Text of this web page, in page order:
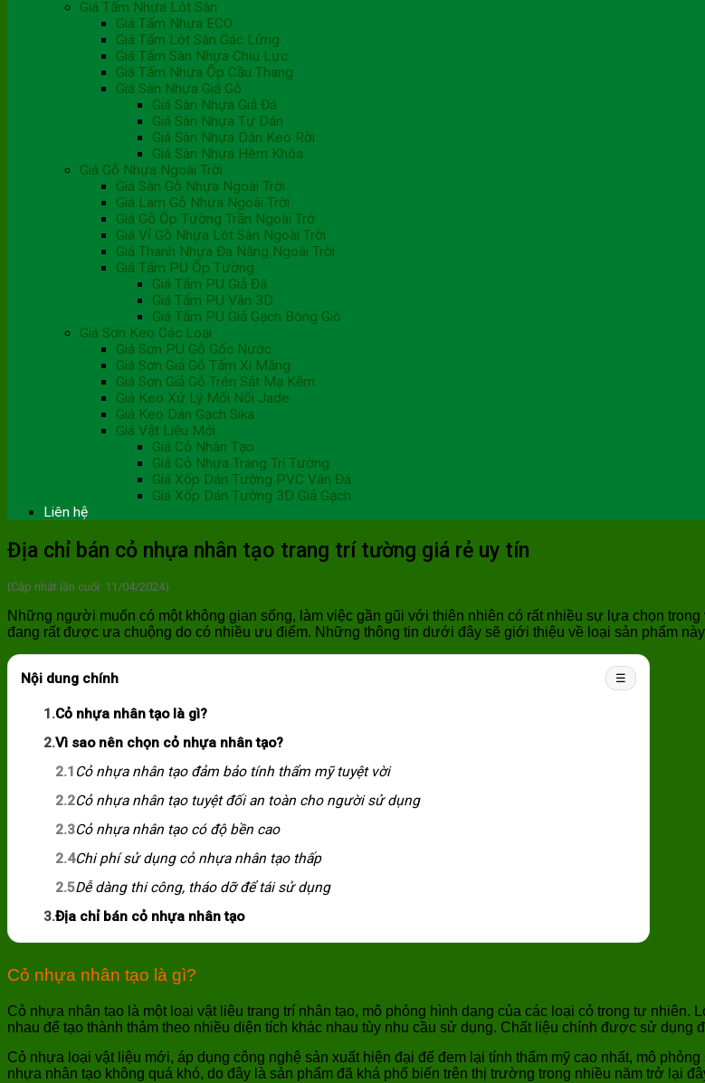
Giá Tấm Nhựa Lót Sàn
Giá Tấm Nhựa ECO
Giá Tấm Lót Sàn Gác Lửng
Giá Tấm Sàn Nhựa Chịu Lực
Giá Tấm Nhựa Ốp Cầu Thang
Giá Sàn Nhựa Giả Gỗ
Giá Sàn Nhựa Giả Đá
Giá Sàn Nhựa Tự Dán
Giá Sàn Nhựa Dán Keo Rời
Giá Sàn Nhựa Hèm Khóa
Giá Gỗ Nhựa Ngoài Trời
Giá Sàn Gỗ Nhựa Ngoài Trời
Giá Lam Gỗ Nhựa Ngoài Trời
Giá Gỗ Ốp Tường Trần Ngoài Trờ
Giá Vỉ Gỗ Nhựa Lót Sàn Ngoài Trời
Giá Thanh Nhựa Đa Năng Ngoài Trời
Giá Tấm PU Ốp Tường
Giá Tấm PU Giả Đá
Giá Tấm PU Vân 3D
Giá Tấm PU Giả Gạch Bông Gió
Giá Sơn Keo Các Loại
Giá Sơn PU Gỗ Gốc Nước
Giá Sơn Giả Gỗ Tấm Xi Măng
Giá Sơn Giả Gỗ Trên Sắt Mạ Kẽm
Giá Keo Xử Lý Mối Nối Jade
Giá Keo Dán Gạch Sika
Giá Vật Liệu Mới
Giá Cỏ Nhân Tạo
Giá Cỏ Nhựa Trang Trí Tường
Giá Xốp Dán Tường PVC Vân Đá
Giá Xốp Dán Tường 3D Giả Gạch
Liên hệ
Địa chỉ bán cỏ nhựa nhân tạo trang trí tường giá rẻ uy tín
(Cập nhật lần cuối: 11/04/2024)
Những người muốn có một không gian sống, làm việc gần gũi với thiên nhiên có rất nhiều sự lựa chọn
đang rất được ưa chuộng do có nhiều ưu điểm. Những thông tin dưới đây sẽ giới thiệu về loại sản phẩm
Nội dung chính ☰
1.Cỏ nhựa nhân tạo là gì?
2.Vì sao nên chọn cỏ nhựa nhân tạo?
2.1 Cỏ nhựa nhân tạo đảm bảo tính thẩm mỹ tuyệt vời
2.2Cỏ nhựa nhân tạo tuyệt đối an toàn cho người sử dụng
2.3Cỏ nhựa nhân tạo có độ bền cao
2.4Chi phí sử dụng cỏ nhựa nhân tạo thấp
2.5Dễ dàng thi công, tháo dỡ để tái sử dụng
3.Địa chỉ bán cỏ nhựa nhân tạo
Cỏ nhựa nhân tạo là gì?
Cỏ nhựa nhân tạo là một loại vật liệu trang trí nhân tạo, mô phỏng hình dạng của các loại cỏ trong tự
nhau để tạo thành thảm theo nhiều diện tích khác nhau tùy nhu cầu sử dụng. Chất liệu chính được sử dụng
Cỏ nhựa loại vật liệu mới, áp dụng công nghệ sản xuất hiện đại để đem lại tính thẩm mỹ cao nhất, mô
nhựa nhân tạo không quá khó, do đây là sản phẩm đã khá phổ biến trên thị trường trong nhiều năm trở lại